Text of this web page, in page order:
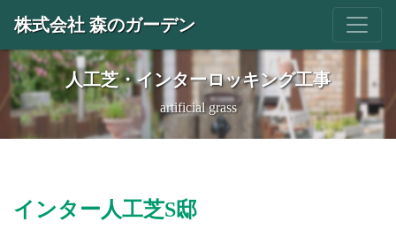
株式会社 森のガーデン
人工芝・インターロッキング工事
artificial grass
インター人工芝S邸